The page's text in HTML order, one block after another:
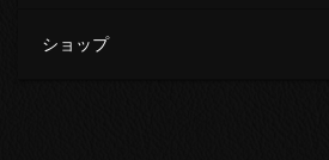
ショップ